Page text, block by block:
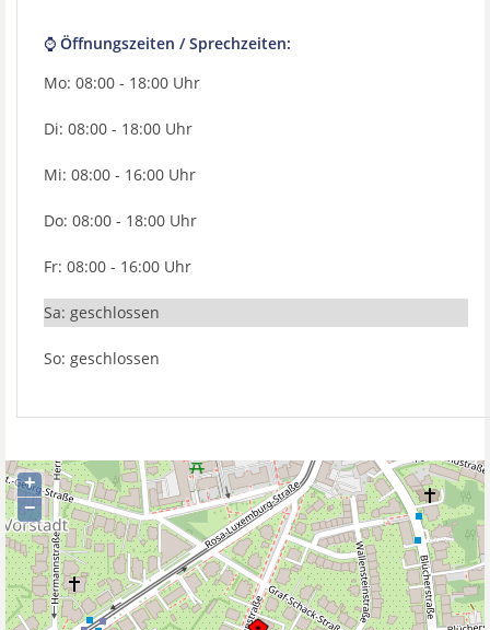
⌚ Öffnungszeiten / Sprechzeiten:
Mo: 08:00 - 18:00 Uhr
Di: 08:00 - 18:00 Uhr
Mi: 08:00 - 16:00 Uhr
Do: 08:00 - 18:00 Uhr
Fr: 08:00 - 16:00 Uhr
Sa: geschlossen
So: geschlossen